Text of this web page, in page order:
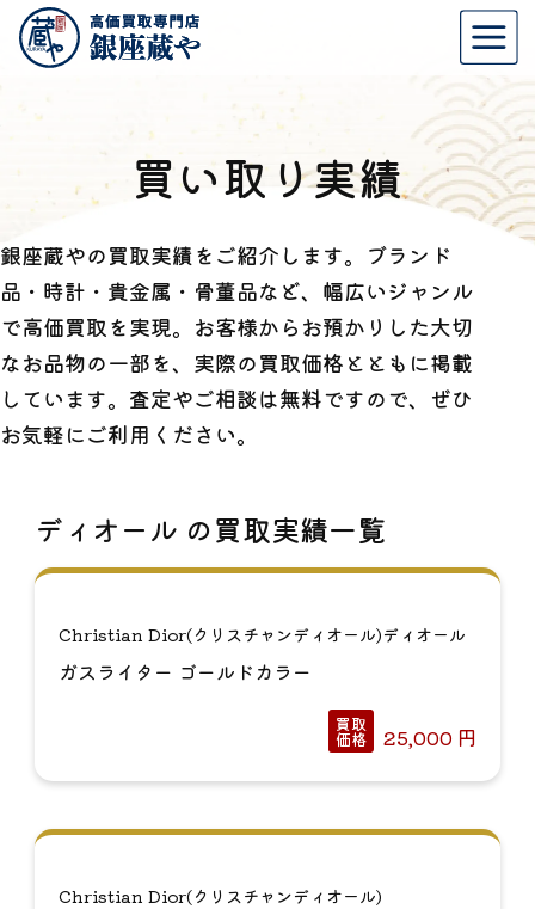
買い取り実績
銀座蔵やの買取実績をご紹介します。ブランド
品・時計・貴金属・骨董品など、幅広いジャンル
で高価買取を実現。お客様からお預かりした大切
なお品物の一部を、実際の買取価格とともに掲載
しています。査定やご相談は無料ですので、ぜひ
お気軽にご利用ください。
ディオール の買取実績一覧
Christian Dior(クリスチャンディオール)ディオール
ガスライター ゴールドカラー
買取
価格 25,000 円
Christian Dior(クリスチャンディオール)